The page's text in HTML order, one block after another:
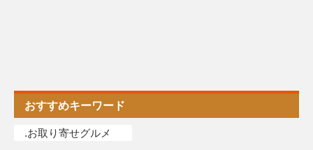
おすすめキーワード
.お取り寄せグルメ